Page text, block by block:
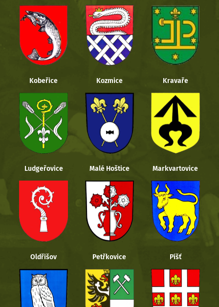
Kobeřice Kozmice Kravaře
Ludgeřovice Malé Hoštice Markvartovice
Oldřišov Petřkovice Píšť